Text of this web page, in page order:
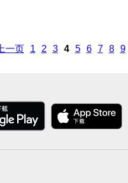
上一页 1 2 3 4 5 6 7 8 9